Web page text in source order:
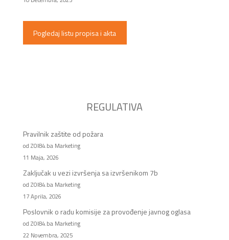
Pogledaj listu propisa i akta
REGULATIVA
Pravilnik zaštite od požara
od ZOI84.ba Marketing
11 Maja, 2026
Zaključak u vezi izvršenja sa izvršenikom 7b
od ZOI84.ba Marketing
17 Aprila, 2026
Poslovnik o radu komisije za provođenje javnog oglasa
od ZOI84.ba Marketing
22 Novembra, 2025